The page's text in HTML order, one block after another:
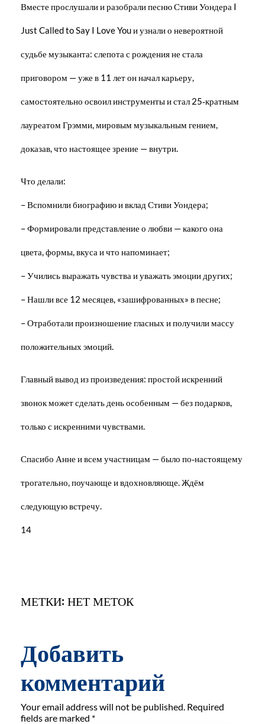
Вместе прослушали и разобрали песню Стиви Уондера I
Just Called to Say I Love You и узнали о невероятной
судьбе музыканта: слепота с рождения не стала
приговором — уже в 11 лет он начал карьеру,
самостоятельно освоил инструменты и стал 25‑кратным
лауреатом Грэмми, мировым музыкальным гением,
доказав, что настоящее зрение — внутри.
Что делали:
– Вспомнили биографию и вклад Стиви Уондера;
– Формировали представление о любви — какого она
цвета, формы, вкуса и что напоминает;
– Учились выражать чувства и уважать эмоции других;
– Нашли все 12 месяцев, «зашифрованных» в песне;
– Отработали произношение гласных и получили массу
положительных эмоций.
Главный вывод из произведения: простой искренний
звонок может сделать день особенным — без подарков,
только с искренними чувствами.
Спасибо Анне и всем участницам — было по‑настоящему
трогательно, поучающе и вдохновляюще. Ждём
следующую встречу.
14
МЕТКИ: НЕТ МЕТОК
Добавить
комментарий
Your email address will not be published. Required
fields are marked *